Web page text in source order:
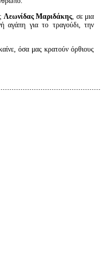
Λεωνίδας Μαριδάκης, σε μια
αγάπη για το τραγούδι, την
όσα μας κρατούν όρθιους